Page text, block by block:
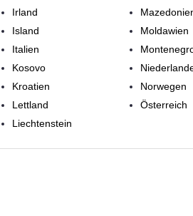
Irland
Island
Italien
Kosovo
Kroatien
Lettland
Liechtenstein
Moldawien
Norwegen
Österreich